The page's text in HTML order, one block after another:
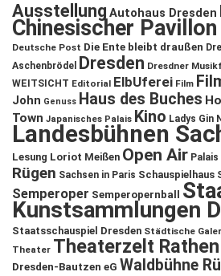
Ausstellung Autohaus Dresden
Chinesischer
Deutsche Post Die Ente bleibt draußen
Aschenbrödel
Dresden Dresdner
WEITSICHT Editorial ElbUferei Film
John Genuss Haus des Buches
Town Japanisches Palais Kino Ladys Gin
Landesbühnen
Lesung Loriot Meißen Open Air
Rügen Sachsen in Paris Schauspielhaus
Semperoper Semperopernball
Kunstsammlungen
Staatsschauspiel Dresden Städtische
Theater Theaterzelt Rathen
Dresden-Bautzen eG Waldbühne